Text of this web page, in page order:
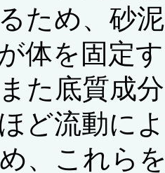
ため、砂
体を固定
た底質成
ど流動に
、これら